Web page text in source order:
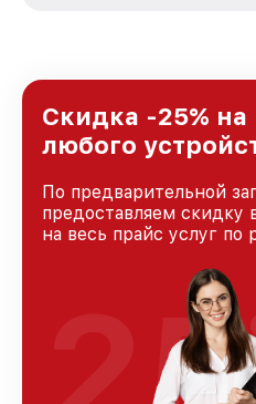
Новосибирске,
доверия и лояльности
Скидка -25% на
любого
По предварительной
предоставляем скидку
на весь прайс услуг по